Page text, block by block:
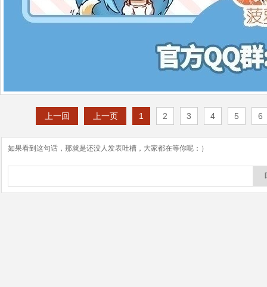
上一回 上一页 1 2 3 4 5 6
如果看到这句话，那就是还没人发表吐槽，大家都在等你呢：）